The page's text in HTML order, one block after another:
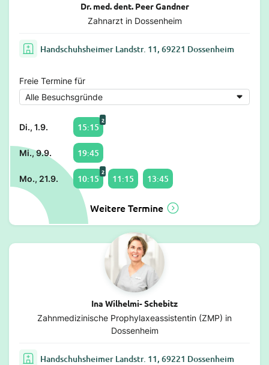
Dr. med. dent. Peer Gandner
Zahnarzt in Dossenheim
Handschuhsheimer Landstr. 11, 69221 Dossenheim
Freie Termine für
Di., 1.9. 15:15
2
Mi., 9.9. 19:45
Mo., 21.9. 10:15
2
11:15 13:45
Weitere Termine
Ina Wilhelmi- Schebitz
Zahnmedizinische Prophylaxeassistentin (ZMP) in
Dossenheim
Handschuhsheimer Landstr. 11, 69221 Dossenheim